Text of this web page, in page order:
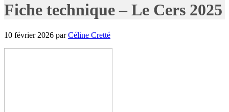
Fiche technique – Le Cers 2025
10 février 2026 parCéline Cretté